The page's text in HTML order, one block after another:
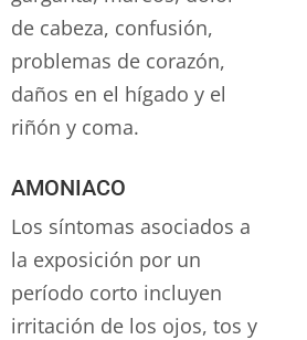
de cabeza, confusión,
problemas de corazón,
daños en el hígado y el
riñón y coma.
AMONIACO
Los síntomas asociados a
la exposición por un
período corto incluyen
irritación de los ojos, tos y